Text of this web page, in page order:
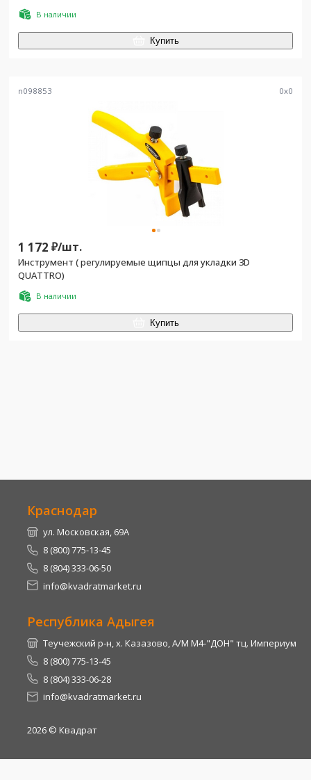
В наличии
Купить
n098853 0x0
1 172 ₽/шт.
Инструмент ( регулируемые щипцы для укладки 3D
QUATTRO)
В наличии
Купить
Краснодар
ул. Московская, 69А
8 (800) 775-13-45
8 (804) 333-06-50
info@kvadratmarket.ru
Республика Адыгея
Теучежский р-н, х. Казазово, А/М М4-"ДОН" тц. Империум
8 (800) 775-13-45
8 (804) 333-06-28
info@kvadratmarket.ru
2026 © Квадрат